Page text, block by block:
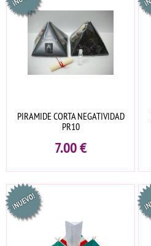
PIRAMIDE CORTA NEGATIVIDAD
PR10
7.00€